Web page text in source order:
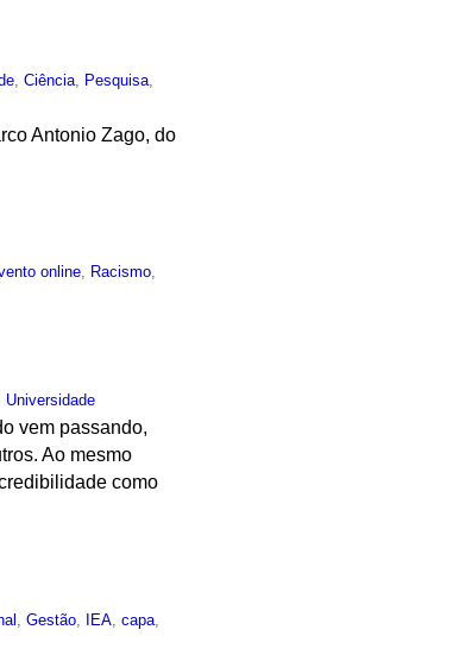
,Ciência Pesquisa
Antonio Zago, do
online, Racismo,
Universidade
vem passando,
Ao mesmo
como
,Gestão IEA ,capa